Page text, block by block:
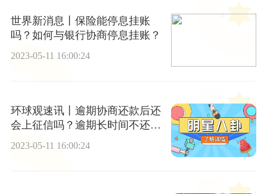
世界新消息丨保险能停息挂账
吗？如何与银行协商停息挂账？
2023-05-11 16:00:24
环球观速讯丨逾期协商还款后还
会上征信吗？逾期长时间不还多
2023-05-11 16:00:24